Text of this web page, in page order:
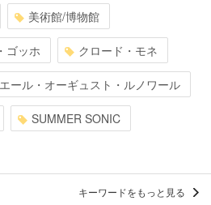
美術館/博物館
ゴッホ クロード・モネ
ール・オーギュスト・ルノワール
SUMMER SONIC
キーワードをもっと見る